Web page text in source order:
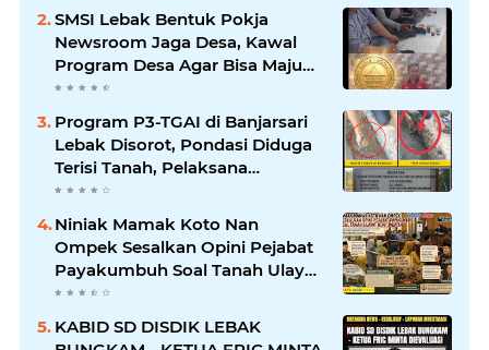
SMSI Lebak Bentuk Pokja
Newsroom Jaga Desa, Kawal
Program Desa Agar Bisa Maju
dan Mandiri
Program P3-TGAI di Banjarsari
Lebak Disorot, Pondasi Diduga
Terisi Tanah, Pelaksana
Terancam Sanksi Berat Hingga
Pidana
Niniak Mamak Koto Nan
Ompek Sesalkan Opini Pejabat
Payakumbuh Soal Tanah Ulayat
Demi Jabatan
KABID SD DISDIK LEBAK